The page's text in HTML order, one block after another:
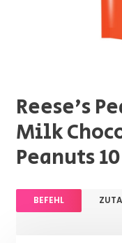
Reese's
Milk
Peanuts
BEFEHL